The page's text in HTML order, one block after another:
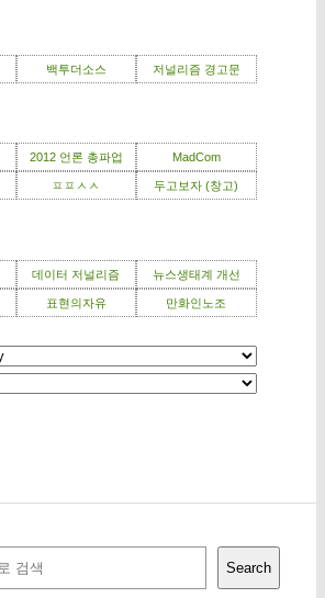
백투더소스 저널리즘 경고문
2012 언론 총파업 MadCom
ㅍㅍㅅㅅ 두고보자 (창고)
데이터 저널리즘 뉴스생태계 개선
표현의자유 만화인노조
Search